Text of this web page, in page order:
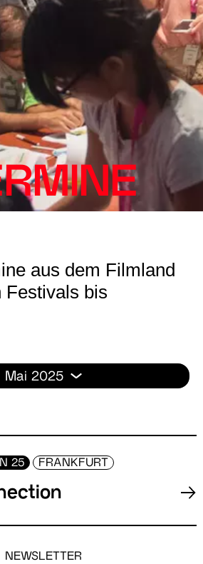
aus dem Filmland
Festivals bis
Mai 2025
25 FRANKFURT
NEWSLETTER